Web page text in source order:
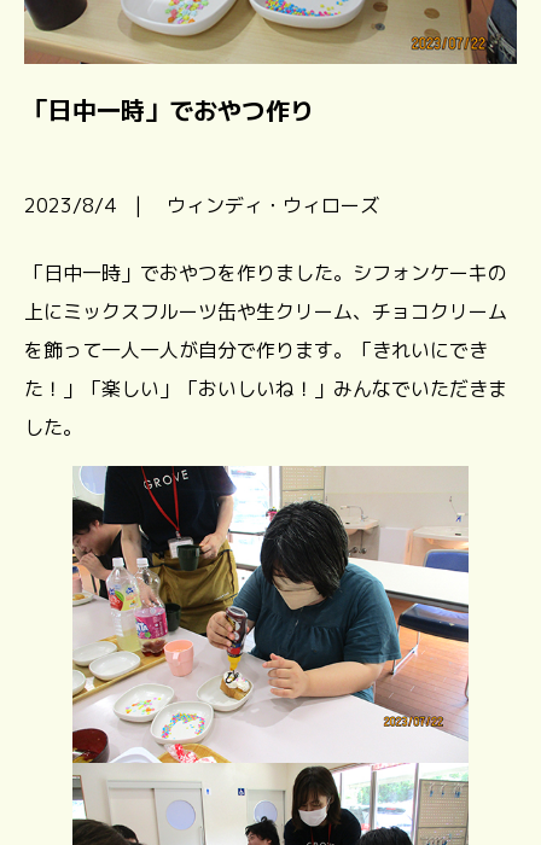
「日中一時」でおやつ作り
2023/8/4 | ウィンディ・ウィローズ
「日中一時」でおやつを作りました。シフォンケーキの
上にミックスフルーツ缶や生クリーム、チョコクリーム
を飾って一人一人が自分で作ります。「きれいにでき
た！」「楽しい」「おいしいね！」みんなでいただきま
した。